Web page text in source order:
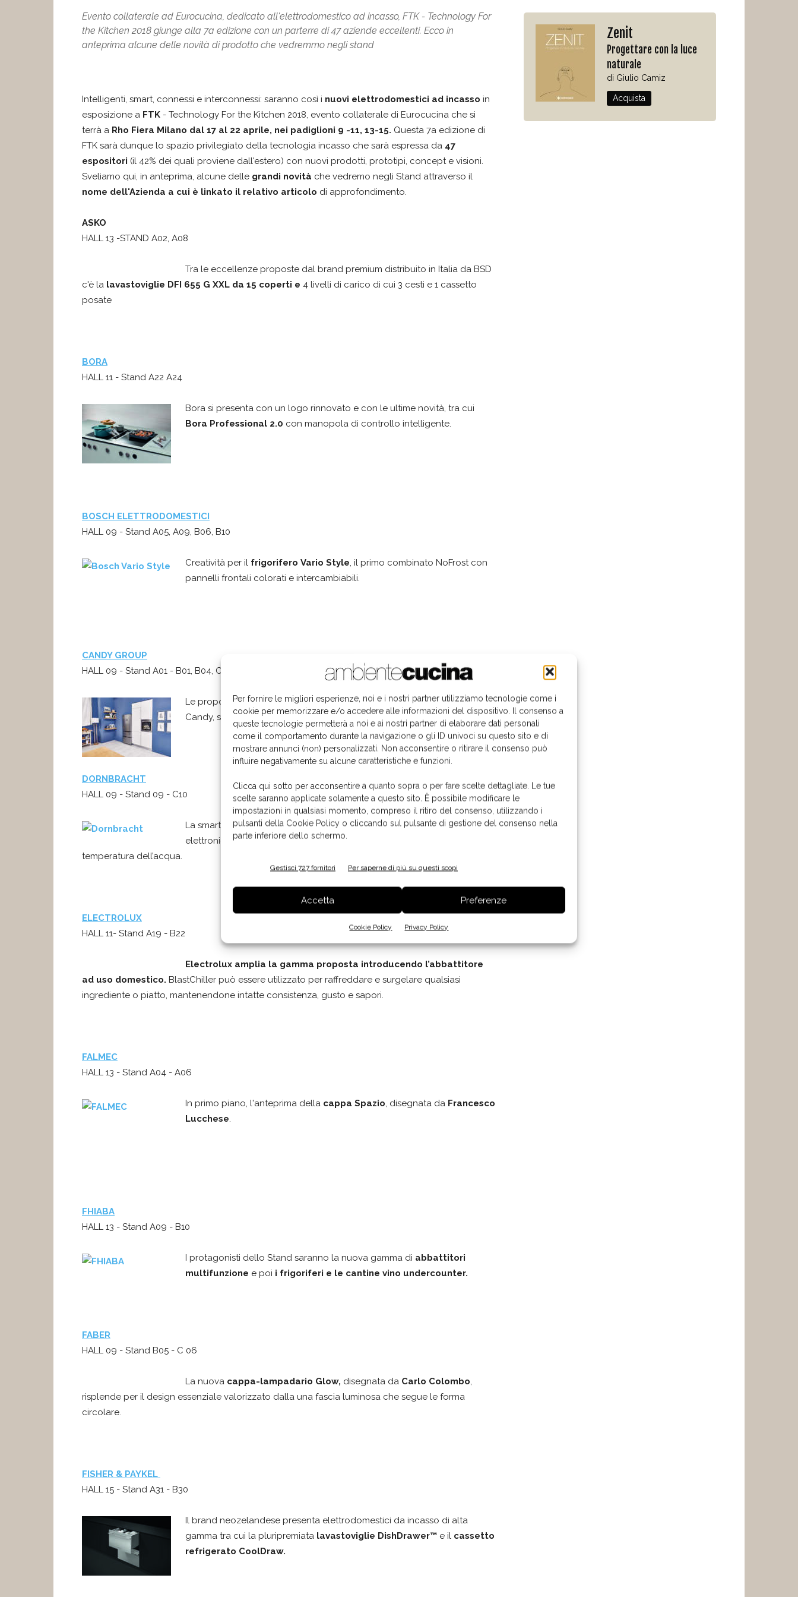
Per fornire le migliori esperienze, noi e i nostri partner utilizziamo tecnologie come i
cookie per memorizzare e/o accedere alle informazioni del dispositivo. Il consenso a
queste tecnologie permetterà a noi e ai nostri partner di elaborare dati personali
come il comportamento durante la navigazione o gli ID univoci su questo sito e di
mostrare annunci (non) personalizzati. Non acconsentire o ritirare il consenso può
influire negativamente su alcune caratteristiche e funzioni.
Clicca qui sotto per acconsentire a quanto sopra o per fare scelte dettagliate. Le tue
scelte saranno applicate solamente a questo sito. È possibile modificare le
impostazioni in qualsiasi momento, compreso il ritiro del consenso, utilizzando i
pulsanti della Cookie Policy o cliccando sul pulsante di gestione del consenso nella
parte inferiore dello schermo.
Gestisci 727 fornitori Per saperne di più su questi scopi
Accetta Preferenze
Cookie Policy Privacy Policy
Evento collaterale ad Eurocucina, dedicato all'elettrodomestico ad incasso, FTK - Technology For
the Kitchen 2018 giunge alla 7a edizione con un parterre di 47 aziende eccellenti. Ecco in
anteprima alcune delle novità di prodotto che vedremmo negli stand
Intelligenti, smart, connessi e interconnessi: saranno così i nuovi elettrodomestici ad incasso in
esposizione a FTK - Technology For the Kitchen 2018, evento collaterale di Eurocucina che si
terrà a Rho Fiera Milano dal 17 al 22 aprile, nei padiglioni 9 -11, 13-15. Questa 7a edizione di
FTK sarà dunque lo spazio privilegiato della tecnologia incasso che sarà espressa da 47
espositori (il 42% dei quali proviene dall'estero) con nuovi prodotti, prototipi, concept e visioni.
Sveliamo qui, in anteprima, alcune delle grandi novità che vedremo negli Stand attraverso il
nome dell'Azienda a cui è linkato il relativo articolo di approfondimento.
ASKO
HALL 13 -STAND A02, A08
Tra le eccellenze proposte dal brand premium distribuito in Italia da BSD
c'è la lavastoviglie DFI 655 G XXL da 15 coperti e 4 livelli di carico di cui 3 cesti e 1 cassetto
posate
BORA
HALL 11 - Stand A22 A24
Bora si presenta con un logo rinnovato e con le ultime novità, tra cui
Bora Professional 2.0 con manopola di controllo intelligente.
BOSCH ELETTRODOMESTICI
HALL 09 - Stand A05, A09, B06, B10
Creatività per il frigorifero Vario Style , il primo combinato NoFrost con
pannelli frontali colorati e intercambiabili.
CANDY GROUP
HALL 09 - Stand A01 - B01, B04, C04
Le proposte diCandy, Hoover e Rosières- i tre Brand del Gruppo
Candy, saranno presentate in uno stand innovativo e di forte impatto.
DORNBRACHT
HALL 09 - Stand 09 - C10
La smart kitchen prende vita coneUnit Kitchen , gruppo rubinetteria
elettronico che controlla erogazione, regolazione del flusso e la
temperatura dell’acqua.
ELECTROLUX
HALL 11- Stand A19 - B22
Electrolux amplia la gamma proposta introducendo l’abbattitore
ad uso domestico. BlastChiller può essere utilizzato per raffreddare e surgelare qualsiasi
ingrediente o piatto, mantenendone intatte consistenza, gusto e sapori.
FALMEC
HALL 13 - Stand A04 - A06
In primo piano, l'anteprima della cappa Spazio , disegnata da Francesco
Lucchese
FHIABA
HALL 13 - Stand A09 - B10
I protagonisti dello Stand saranno la nuova gamma di abbattitori
multifunzione e poi i frigoriferi e le cantine vino undercounter.
FABER
HALL 09 - Stand B05 - C 06
La nuova cappa-lampadario Glow, disegnata da Carlo Colombo
risplende per il design essenziale valorizzato dalla una fascia luminosa che segue le forma
circolare.
FISHER & PAYKEL
HALL 15 - Stand A31 - B30
Il brand neozelandese presenta elettrodomestici da incasso di alta
gamma tra cui la pluripremiata lavastoviglie DishDrawer™ e il cassetto
refrigerato CoolDraw.
Zenit
Progettare con la luce
naturale
di Giulio Camiz
Acquista